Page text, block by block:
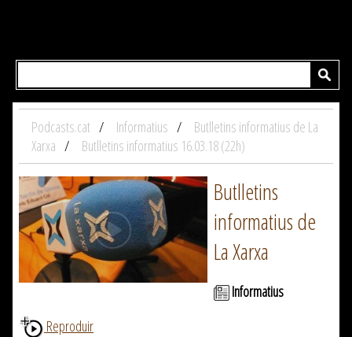
Podcasts.cat Informatius
Butlletins informatius de La
Xarxa
Butlletins informatius 16.03.18 (22h)
Butlletins
informatius de
La Xarxa
Informatius
Reproduir